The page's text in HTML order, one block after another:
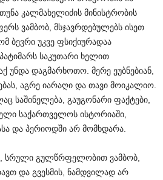
კალმახელიძის მინისტრობის
ვამბობ, მსჯავრდებულებს ისეთ
ბევრი უკვე ფსიქიურადაა
საკუთარი ხელით
უნდა დაგმარხოთო. მერე ეუბნებიან,
აგრე იარაღი და თავი მოიკალიო.
საშინელება, გაუგონარი ფაქტები,
საქართველოს ისტორიაში,
და პერიოდში არ მომხდარა.
სრული გულწრფელობით ვამბობ,
და გვესმის, ნამდვილად არ